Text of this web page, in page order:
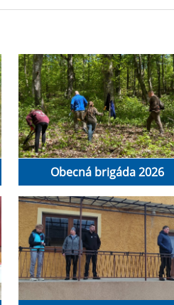
Obecná brigáda 2026